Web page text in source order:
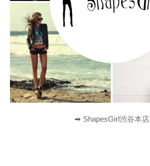
➡︎ ShapesGirl渋谷本店